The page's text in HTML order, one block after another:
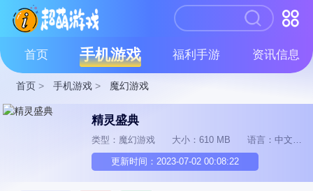
首页 手机游戏 福利手游 资讯信息
首页 > 手机游戏 > 魔幻游戏
精灵盛典
类型：魔幻游戏 大小：610 MB 语言：中文
更新时间：2023-07-02 00:08:22